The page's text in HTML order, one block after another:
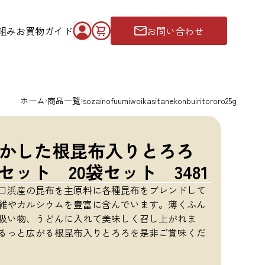
みお買物ガイド お問い合わせ
ホーム 商品一覧 sozainofuumiwoikasitanekonbuiritororo25g
した根昆布入りとろろ
ット 20袋セット 3481
浜産の昆布を主原料に各種昆布をブレンドして
やカルシウムを豊富に含んでいます。薄くふん
い物、うどんに入れて美味しく召し上がれま
っと広がる根昆布入りとろろを是非ご賞味くだ